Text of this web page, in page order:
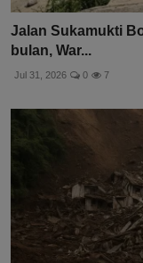
Jalan Sukamukti
bulan, War...
Jul 31, 2026 0 7